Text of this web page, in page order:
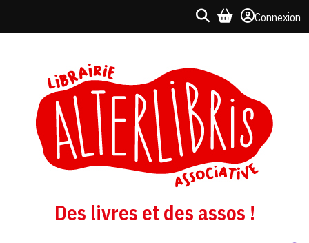
Connexion
Des livres et des assos !